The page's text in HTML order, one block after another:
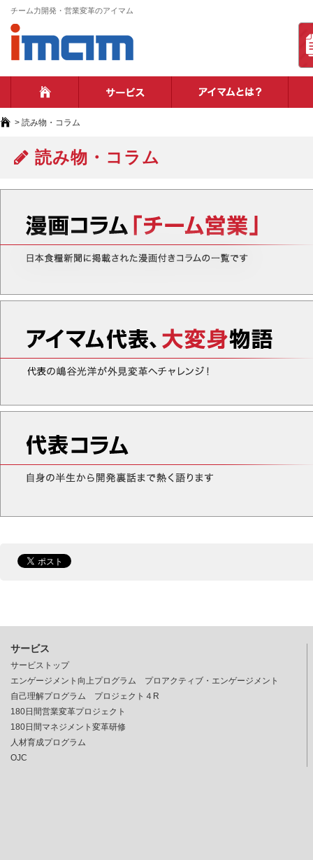
チーム力開発・営業変革のアイマム
> 読み物・コラム
読み物・コラム
サービス
サービストップ
エンゲージメント向上プログラム プロアクティブ・エンゲージメント
自己理解プログラム プロジェクト４R
180日間営業変革プロジェクト
180日間マネジメント変革研修
人材育成プログラム
OJC